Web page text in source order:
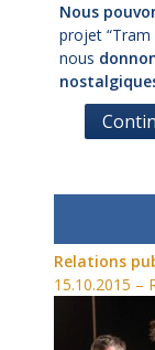
Nous
projet “Tram
nous
Relations
15.10.2015 –